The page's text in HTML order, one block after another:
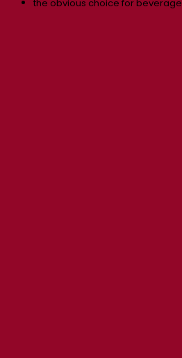
the obvious choice for beverage